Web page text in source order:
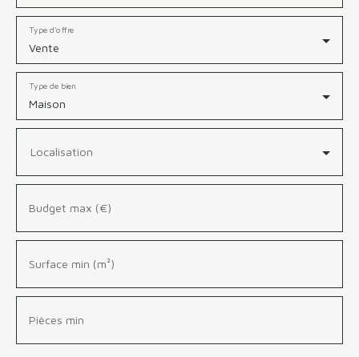
Vente
Type d'offre
Maison
Type de bien
Localisation
Budget max (€)
Surface min (m²)
Pièces min